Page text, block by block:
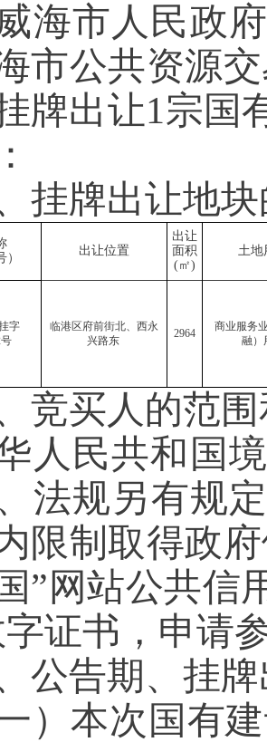
海市人民政
市公共资源
牌出让1宗国
挂牌出让地
）
出让位置
出让
面积
(㎡)
土地
字
号
临港区府前街北、西永
兴路东
2964
商业服务
融）
竞买人的范
人民共和国
法规另有规
限制取得政
”网站公共信
证书，申请
公告期、挂
一）本次国有